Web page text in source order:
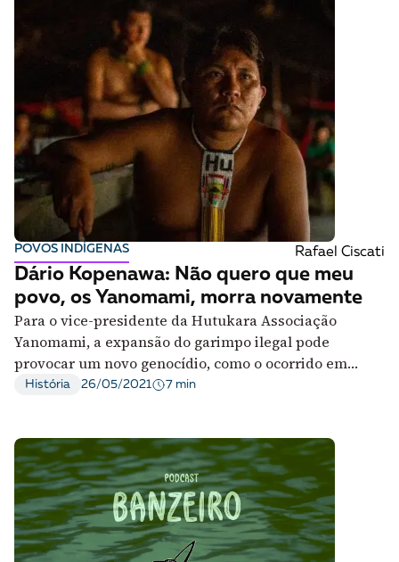
POVOS INDÍGENAS Rafael Ciscati
Dário Kopenawa: Não quero que meu
povo, os Yanomami, morra novamente
Para o vice-presidente da Hutukara Associação
Yanomami, a expansão do garimpo ilegal pode
provocar um novo genocídio, como o ocorrido em
Haximu em 1993
História 26/05/2021 7 min